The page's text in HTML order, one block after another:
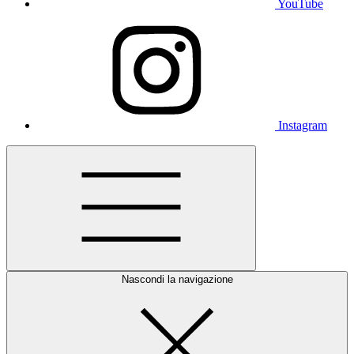
YouTube
Instagram
Nascondi la navigazione